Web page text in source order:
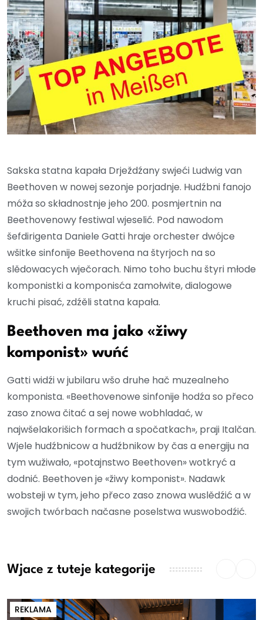
Sakska statna kapała Drježdźany swjeći Ludwig van
Beethoven w nowej sezonje porjadnje. Hudźbni fanojo
móža so składnostnje jeho 200. posmjertnin na
Beethovenowy festiwal wjeselić. Pod nawodom
šefdirigenta Daniele Gatti hraje orchester dwójce
wšitke sinfonije Beethovena na štyrjoch na so
slědowacych wječorach. Nimo toho buchu štyri młode
komponistki a komponisća zamołwite, dialogowe
kruchi pisać, zdźěli statna kapała.
Beethoven ma jako «žiwy
komponist» wuńć
Gatti widźi w jubilaru wšo druhe hač muzealneho
komponista. «Beethovenowe sinfonije hodźa so přeco
zaso znowa čitać a sej nowe wobhladać, w
najwšelakorišich formach a spočatkach», praji Italčan.
Wjele hudźbnicow a hudźbnikow by čas a energiju na
tym wužiwało, «potajnstwo Beethoven» wotkryć a
dodnić. Beethoven je «žiwy komponist». Nadawk
wobsteji w tym, jeho přeco zaso znowa wuslědźić a w
swojich twórbach načasne poselstwa wuswobodźić.
Wjace z tuteje kategorije
REKLAMA